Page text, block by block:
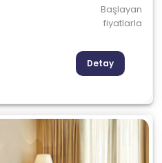
Başlayan
fiyatlarla
Detay